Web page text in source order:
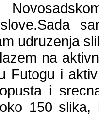
udruzenja
na
Futogu i
i
150